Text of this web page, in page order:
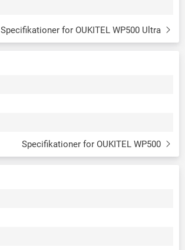
Specifikationer for OUKITEL WP500 Ultra
Specifikationer for OUKITEL WP500